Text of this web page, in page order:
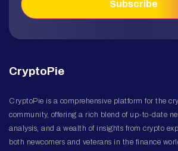
CryptoPie
CryptoPie is a comprehensive platform for the
community, offering a rich blend of up-to-date
analysis, and a wealth of insights from crypto
both newcomers and veterans in the finance